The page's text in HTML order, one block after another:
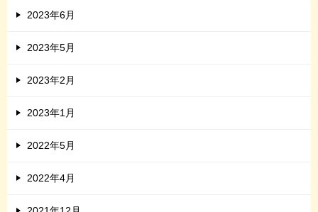
2023年6月
2023年5月
2023年2月
2023年1月
2022年5月
2022年4月